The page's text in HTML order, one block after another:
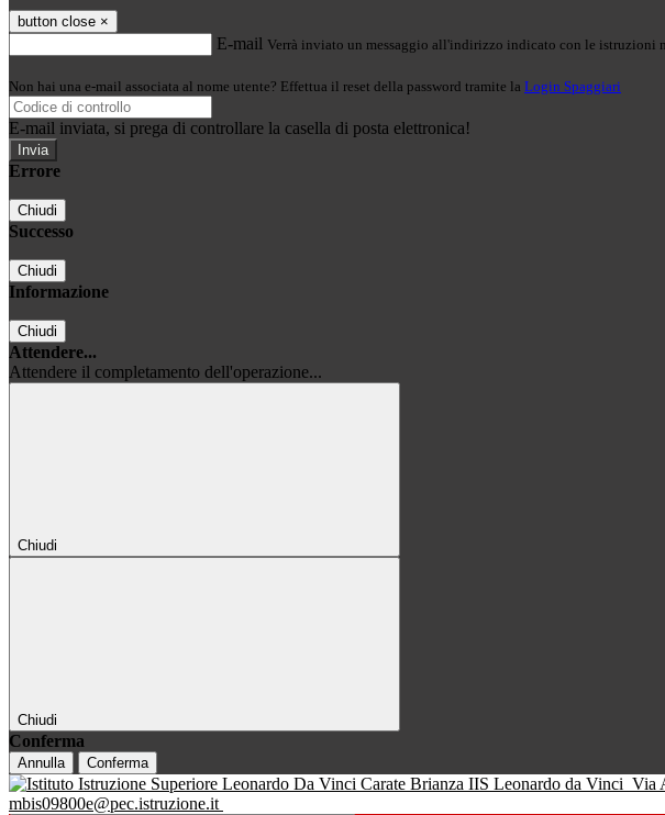
button close ×
E-mail Verrà inviato un messaggio all'indirizzo indicato con le istruzioni
Non hai una e-mail associata al nome utente? Effettua il reset della password tramite la Login Spaggiari
E-mail inviata, si prega di controllare la casella di posta elettronica!
Errore
Chiudi
Successo
Chiudi
Informazione
Chiudi
Attendere...
Attendere il completamento dell'operazione...
Chiudi
Chiudi
Conferma
Annulla Conferma
IIS Leonardo da Vinci Via
mbis09800e@pec.istruzione.it